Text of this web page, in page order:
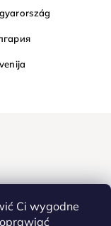
Ci wygodne